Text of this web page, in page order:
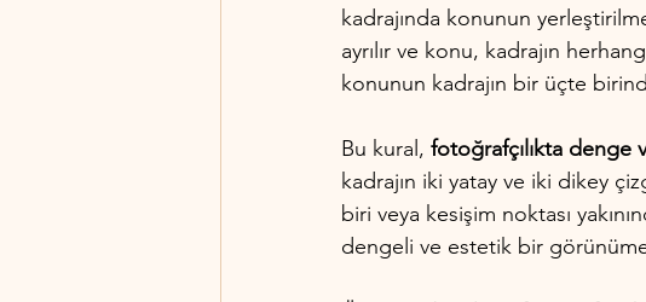
kadrajında konunun
ayrılır ve konu, kadrajın
konunun kadrajın bir üçte
Bu kural, fotoğrafçılıkta denge
kadrajın iki yatay ve iki dikey
biri veya kesişim noktası
dengeli ve estetik bir görünüme